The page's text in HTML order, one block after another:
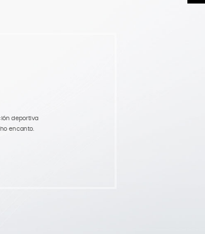
deportiva
encanto.